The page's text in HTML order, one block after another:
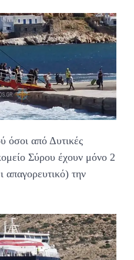
όσοι από Δυτικές
Σύρου έχουν μόνο 2
απαγορευτικό) την